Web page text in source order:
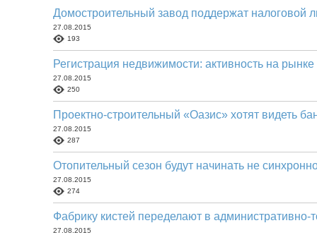
Домостроительный завод поддержат налоговой
27.08.2015
193
Регистрация недвижимости: активность на
27.08.2015
250
Проектно-строительный «Оазис» хотят видеть
27.08.2015
287
Отопительный сезон будут начинать не
27.08.2015
274
Фабрику кистей переделают в административно-
27.08.2015